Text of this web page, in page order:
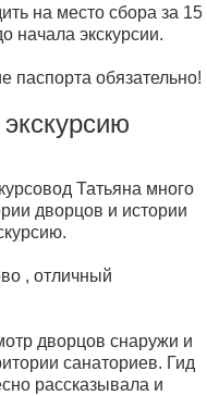
на место сбора за 15
начала экскурсии.
паспорта обязательно!
Татьяна много
дворцов и истории
, отличный
дворцов снаружи и
санаториев. Гид
рассказывала и